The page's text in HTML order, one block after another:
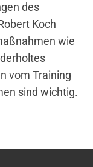
des
Koch
wie
vom Training
sind wichtig.